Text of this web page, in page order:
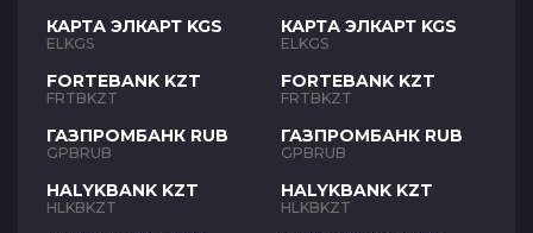
КАРТА ЭЛКАРТ KGS
ELKGS
FORTEBANK KZT
FRTBKZT
ГАЗПРОМБАНК RUB
GPBRUB
HALYKBANK KZT
HLKBKZT
КАРТА ЭЛКАРТ KGS
ELKGS
FORTEBANK KZT
FRTBKZT
ГАЗПРОМБАНК RUB
GPBRUB
HALYKBANK KZT
HLKBKZT